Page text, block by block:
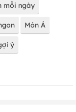
mỗi ngày
Món Á
ý